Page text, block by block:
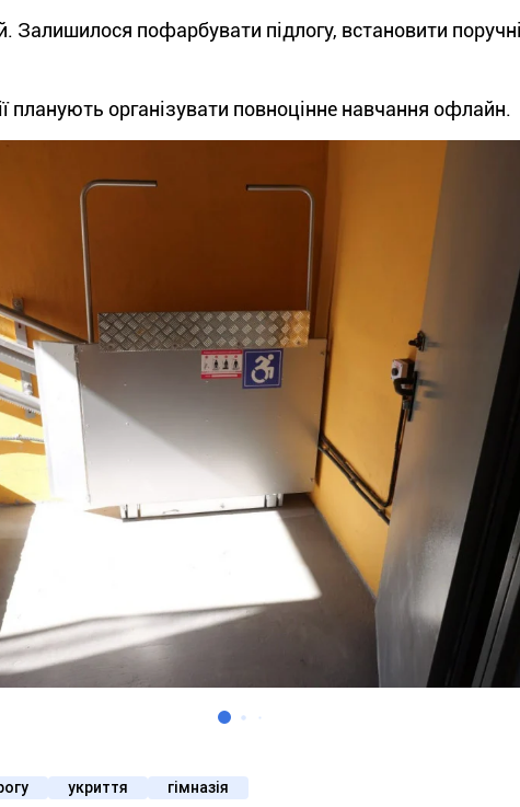
пофарбувати підлогу, встановити
планують організувати повноцінне навчання офлайн.
укриття гімназія